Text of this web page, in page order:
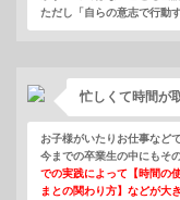
ただし「自らの意志で行動
忙しくて時間が
お子様がいたりお仕事など
今までの卒業生の中にもそ
での実践によって【時間の
まとの関わり方】などが大